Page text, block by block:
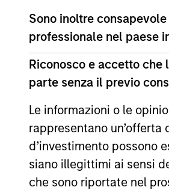
Sono inoltre
professionale nel paese
Riconosco e accetto
parte senza il previo
Le informazioni o le
rappresentano
d’investimento possono
siano illegittimi ai sensi
che sono riportate nel
Il presente materiale contiene
(la “Società”) è registrata nel
modifiche. La Società è un
Prima dell’adesione ai comparti,
contenente informazioni chiave
(“Documenti di offerta”) o altri
Le informazioni relative agli
Inoltre, gli investitori italiani sono
supplementari per Hong Kong”
lingua tedesca del Prospetto
ulteriori informazioni possono
Ginevra. L’agente pagatore in